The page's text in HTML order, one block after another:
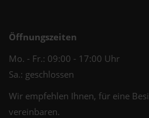
Öffnungszeiten
Mo. - Fr.: 09:00 - 17:00 Uhr
Sa.: geschlossen
Wir empfehlen Ihnen, für eine
vereinbaren.